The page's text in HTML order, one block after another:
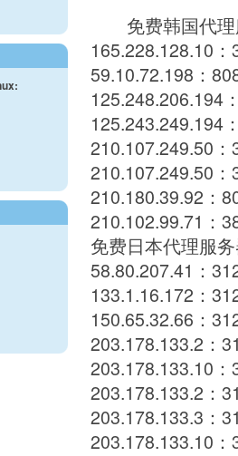
免费韩国代理
165.228.128.10：
59.10.72.198：
125.248.206.194
125.243.249.194
210.107.249.50：
210.107.249.50：
210.180.39.92：
210.102.99.71：
免费日本代理服
58.80.207.41：
133.1.16.172：
150.65.32.66：
203.178.133.2：
203.178.133.10：
203.178.133.2：
203.178.133.3：
203.178.133.10：